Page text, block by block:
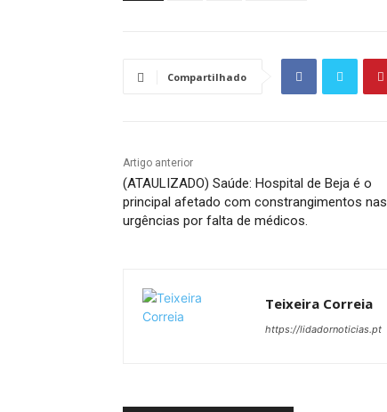
Compartilhado
Artigo anterior
(ATAULIZADO) Saúde: Hospital de Beja é o
principal afetado com constrangimentos nas
urgências por falta de médicos.
Teixeira Correia
https://lidadornoticias.pt